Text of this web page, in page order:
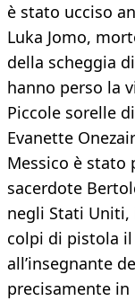
è stato ucciso
Luka Jomo,
della scheggia
hanno perso la
Piccole sorelle
Evanette
Messico è stato
sacerdote
negli Stati Uniti,
colpi di pistola il
all’insegnante
precisamente in